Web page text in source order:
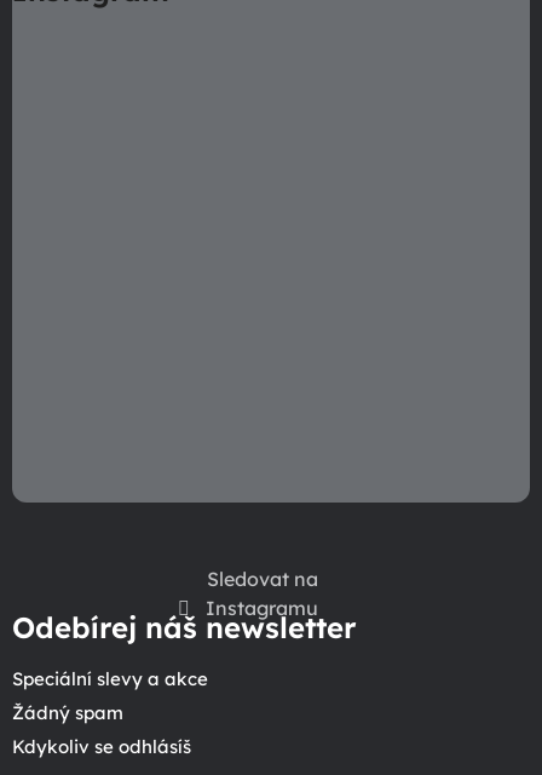
Sledovat na
Instagramu
Odebírej náš newsletter
Speciální slevy a akce
Žádný spam
Kdykoliv se odhlásíš